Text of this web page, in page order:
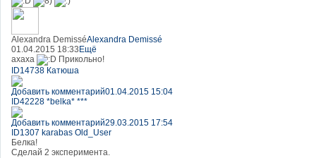
Alexandra DemisséAlexandra Demissé
01.04.2015 18:33 Ещё
ахаха
Прикольно!
ID14738 Катюша
Добавить комментарий01.04.2015 15:04
ID42228 *belka* ***
Добавить комментарий29.03.2015 17:54
ID1307 karabas Old_User
Белка!
Сделай 2 эксперимента.